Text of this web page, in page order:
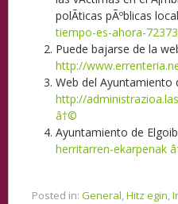
polÃ­ticas pÃºblicas
tiempo-es-ahora-
Puede bajarse de la
http://
Web del Ayuntamiento
http://
â†©
Ayuntamiento de
herritarren-ekarpenak
Posted in: General,Hitz egin,